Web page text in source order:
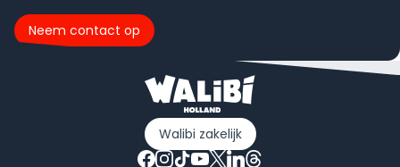
Neem contact op
Walibi zakelijk